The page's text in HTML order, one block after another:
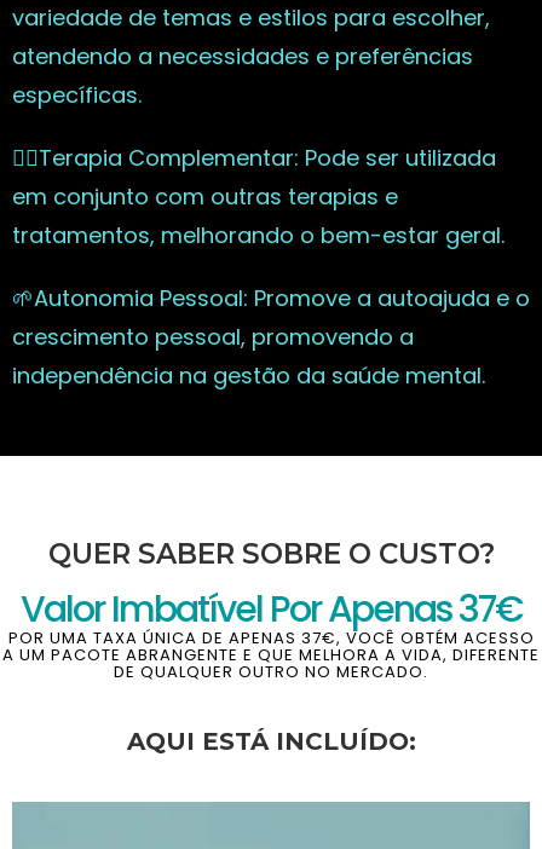
variedade de temas e estilos para escolher,
atendendo a necessidades e preferências
específicas.
🧘‍♀️Terapia Complementar: Pode ser utilizada
em conjunto com outras terapias e
tratamentos, melhorando o bem-estar geral.
🌱Autonomia Pessoal: Promove a autoajuda e o
crescimento pessoal, promovendo a
independência na gestão da saúde mental.
QUER SABER SOBRE O CUSTO?
Valor Imbatível Por Apenas 37€
POR UMA TAXA ÚNICA DE APENAS 37€, VOCÊ OBTÉM ACESSO
A UM PACOTE ABRANGENTE E QUE MELHORA A VIDA, DIFERENTE
DE QUALQUER OUTRO NO MERCADO.
AQUI ESTÁ INCLUÍDO: